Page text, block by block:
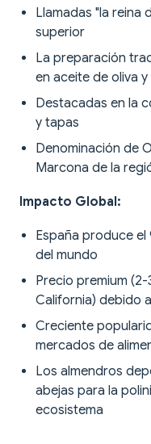
Llamadas "la reina
superior
La preparación
en aceite de oliva y
Destacadas en la
y tapas
Denominación de
Marcona de la
Impacto Global:
España produce el
del mundo
Precio premium
California) debido
Creciente
mercados de
Los almendros
abejas para la
ecosistema